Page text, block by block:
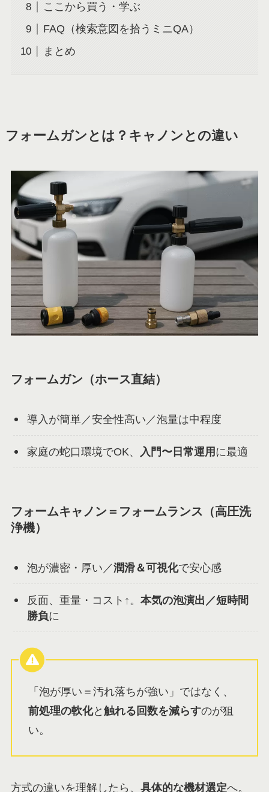
ここから買う・学ぶ
FAQ（検索意図を拾うミニQA）
まとめ
フォームガンとは？キャノンとの違い
フォームガン（ホース直結）
導入が簡単／安全性高い／泡量は中程度
家庭の蛇口環境でOK、 入門〜日常運用 に最適
フォームキャノン＝フォームランス（高圧洗
浄機）
泡が濃密・厚い／潤滑＆可視化で安心感
反面、重量・コスト↑。 本気の泡演出／短時間
勝負に
「泡が厚い＝汚れ落ちが強い」ではなく、
前処理の軟化と 触れる回数を減らすのが狙
い。
方式の違いを理解したら、 具体的な機材選定へ。